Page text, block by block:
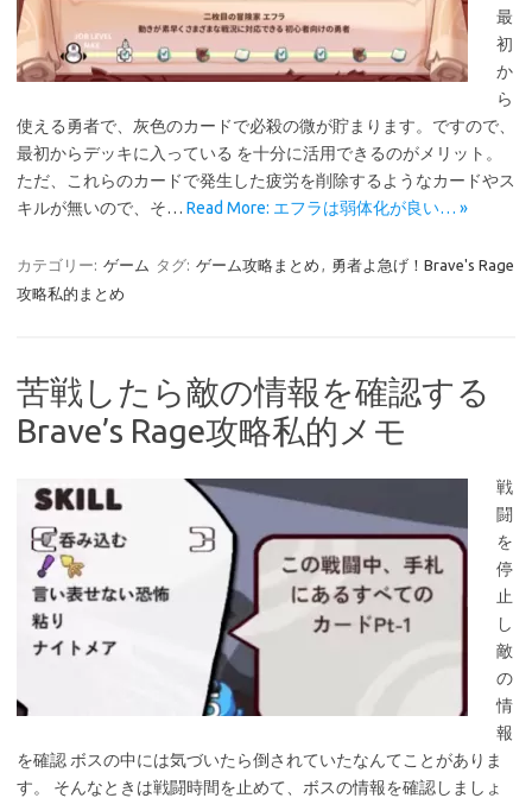
最
初
か
ら
使える勇者で、灰色のカードで必殺の微が貯まります。ですので、
最初からデッキに入っている を十分に活用できるのがメリット。
ただ、これらのカードで発生した疲労を削除するようなカードやス
キルが無いので、そ… Read More: エフラは弱体化が良い… »
カテゴリー: ゲーム タグ: ゲーム攻略まとめ , 勇者よ急げ！Brave's Rage
攻略私的まとめ
苦戦したら敵の情報を確認する
Brave’s Rage攻略私的メモ
戦
闘
を
停
止
し
敵
の
情
報
を確認 ボスの中には気づいたら倒されていたなんてことがありま
す。 そんなときは戦闘時間を止めて、ボスの情報を確認しましょ